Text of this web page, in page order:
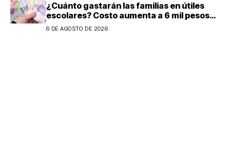
¿Cuánto gastarán las familias en útiles
escolares? Costo aumenta a 6 mil pesos
por alumno de educación básica en
6 DE AGOSTO DE 2026